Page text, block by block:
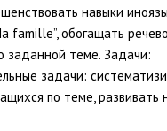
навыки
famille”, обогащать
заданной теме. Задачи:
задачи:
по теме, развивать